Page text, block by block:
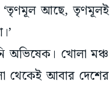
‘তৃণমূল আছে, তৃণমূলই
অভিষেক। খোলা মঞ্চ
থেকেই আবার দেশের